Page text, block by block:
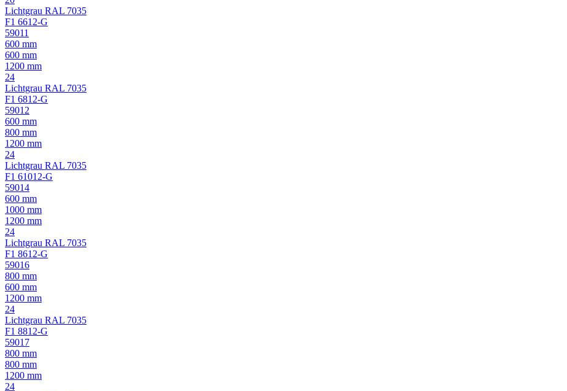
Lichtgrau RAL 7035
F1 6612-G
59011
600 mm
600 mm
1200 mm
24
Lichtgrau RAL 7035
F1 6812-G
59012
600 mm
800 mm
1200 mm
24
Lichtgrau RAL 7035
F1 61012-G
59014
600 mm
1000 mm
1200 mm
24
Lichtgrau RAL 7035
F1 8612-G
59016
800 mm
600 mm
1200 mm
24
Lichtgrau RAL 7035
F1 8812-G
59017
800 mm
800 mm
1200 mm
24